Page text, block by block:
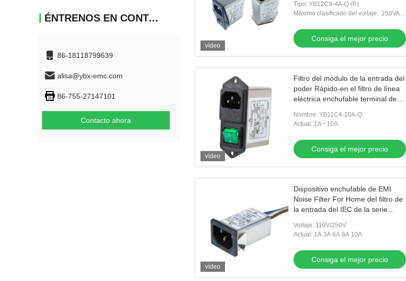
ÉNTRENOS EN CONTACTO CON
86-18118799639
alisa@ybx-emc.com
86-755-27147101
Contacto ahora
vídeo
Tipo: YB12C9-4A-Q (R)
Máximo clasificado del voltaje:: 250VAC,
Consiga el mejor precio
vídeo
Filtro del módulo de la entrada del
poder Rápido-en el filtro de línea
eléctrica enchufable terminal de
Nombre: YB11C4-10A-Q
Actual: 1A ~10A
Consiga el mejor precio
vídeo
Dispositivo enchufable de EMI
Noise Filter For Home del filtro de
la entrada del IEC de la serie
Voltaje: 110V/250V
Actual: 1A 3A 6A 8A 10A
Consiga el mejor precio